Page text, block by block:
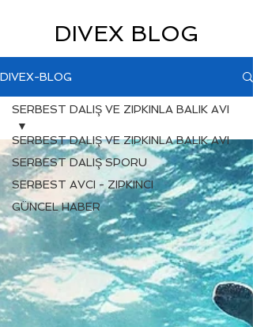
DIVEX BLOG
DIVEX-BLOG
SERBEST DALIŞ VE ZIPKINLA BALIK AVI
SERBEST DALIŞ SPORU
SERBEST AVCI - ZIPKINCI
GÜNCEL HABER
SERBEST DALIŞ VE ZIPKINLA BALIK AVI